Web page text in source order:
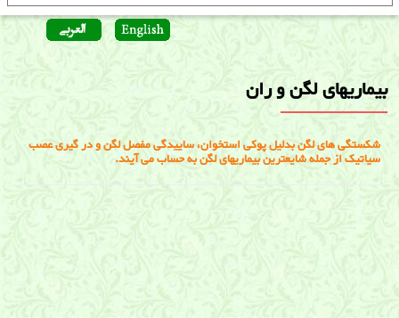
بیماریهای لگن و ران
شکستگی های لگن بدلیل پوکی استخوان، ساییدگی مفصل لگن و در گیری عصب
سیاتیک از جمله شایعترین بیماریهای لگن به حساب می آیند.
شکستگی لگن , سیاتیک, شیراز, فیزیوتراپی,توانبخشی, ساییدگی مفصل
لگن, دکتر رحیمی نژاد,طب فیزیکی, دکتر ساعد رحیمی نژاد متخصص
ساییدگی مفصل لگن در شیراز, دکتر ساعد رحیمی نژاد متخصص
شکستگی لگن در شیراز, کلینیک درد ,کلینیک درد دکتر ساعد رحیمی